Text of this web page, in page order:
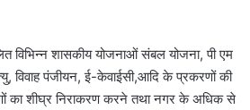
विभिन्न शासकीय योजनाओं संबल योजना, पी एम
विवाह पंजीयन, ई-केवाईसी,आदि के प्रकरणों की
का शीघ्र निराकरण करने तथा नगर के अधिक से